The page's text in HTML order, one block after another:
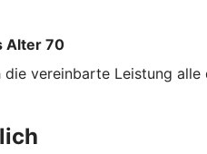
Alter 70
die vereinbarte Leistung